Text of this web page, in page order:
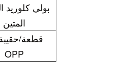
بولي كلوريد
المتين
OPP